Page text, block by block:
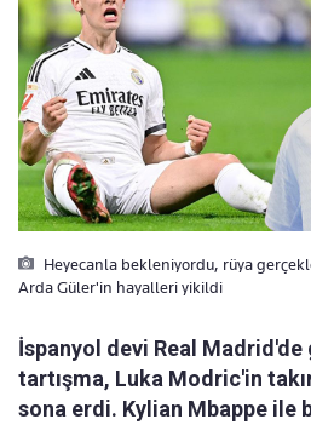
Heyecanla bekleniyordu, rüya
Arda Güler'in hayalleri yikildi
İspanyol devi Real
tartışma, Luka Modric'in
sona erdi. Kylian Mbappe ile